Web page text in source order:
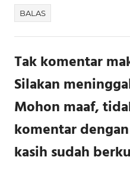
BALAS
Tak komentar
Silakan
Mohon maaf,
komentar
kasih sudah